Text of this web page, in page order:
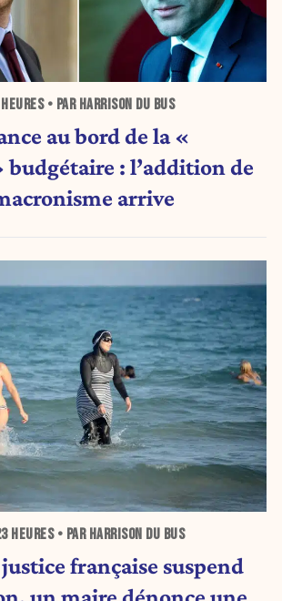
• PAR HARRISON DU BUS
au bord de la «
: l’addition de
arrive
HEURES• PAR HARRISON DU BUS
française suspend